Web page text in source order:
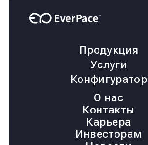
Продукция
Услуги
Конфигуратор
О нас
Контакты
Карьера
Инвесторам